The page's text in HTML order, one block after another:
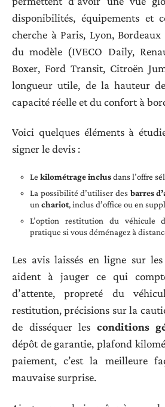
disponibilités, équipements et
cherche à Paris, Lyon,
du modèle (IVECO Daily,
Boxer, Ford Transit, Citroën
longueur utile, de la hauteur
capacité réelle et du confort à
Voici quelques éléments à
signer le devis :
Le kilométrage inclusdans l’offre
La possibilité d’utiliser des barres
un chariot, inclus d’office ou en
L’option restitution du véhicule
pratique si vous déménagez à
Les avis laissés en ligne sur
aident à jauger ce qui
d’attente, propreté du
restitution, précisions sur la
de disséquer les conditions
dépôt de garantie, plafond
paiement, c’est la meilleure
mauvaise surprise.